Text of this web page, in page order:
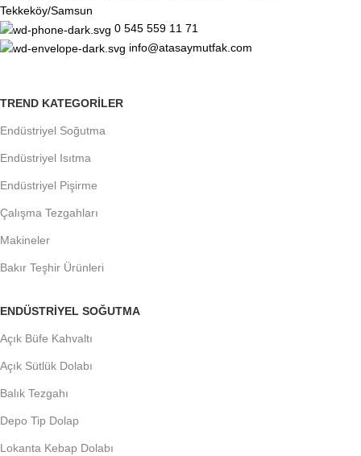
Tekkeköy/Samsun
0 545 559 11 71
info@atasaymutfak.com
TREND KATEGORILER
Endüstriyel Soğutma
Endüstriyel Isıtma
Endüstriyel Pişirme
Çalışma Tezgahları
Makineler
Bakır Teşhir Ürünleri
ENDÜSTRIYEL SOĞUTMA
Açık Büfe Kahvaltı
Açık Sütlük Dolabı
Balık Tezgahı
Depo Tip Dolap
Lokanta Kebap Dolabı